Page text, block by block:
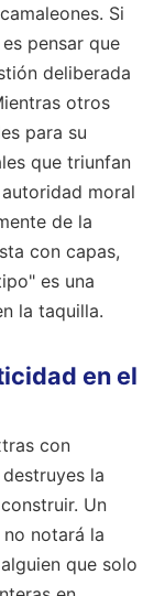
Si
pensar que
deliberada
otros
para su
que triunfan
moral
de la
con capas,
es una
la taquilla.
en el
con
la
Un
notará la
que solo